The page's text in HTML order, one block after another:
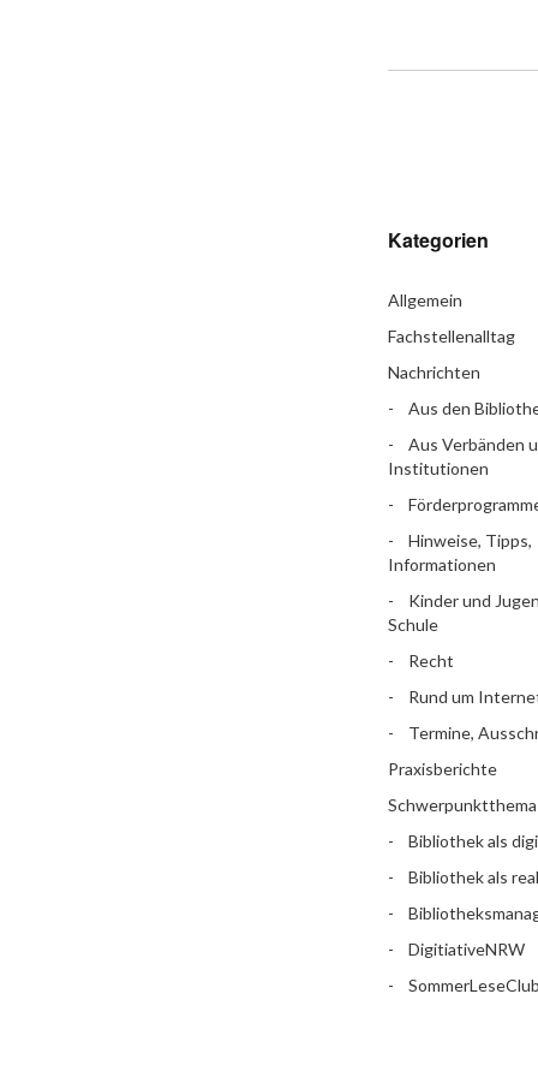
Kategorien
Allgemein
Fachstellenalltag
Nachrichten
Aus den
Aus Verbänden
Institutionen
Hinweise, Tipps,
Informationen
Kinder und
Schule
Recht
Rund um
Termine,
Praxisberichte
Schwerpunktthema
Bibliothek als
Bibliothek als
DigitiativeNRW